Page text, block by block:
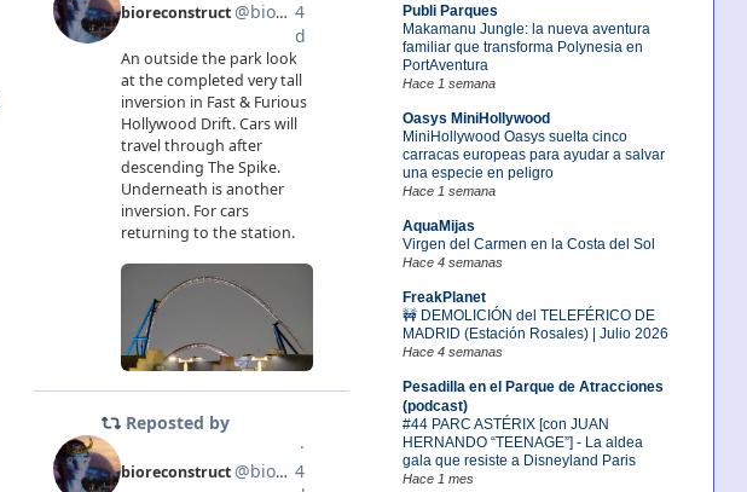
Publi Parques
Makamanu Jungle: la nueva aventura
familiar que transforma Polynesia en
PortAventura
Hace 1 semana
Oasys MiniHollywood
MiniHollywood Oasys suelta cinco
carracas europeas para ayudar a salvar
una especie en peligro
Hace 1 semana
AquaMijas
Virgen del Carmen en la Costa del Sol
Hace 4 semanas
FreakPlanet
🚧 DEMOLICIÓN del TELEFÉRICO DE
MADRID (Estación Rosales) | Julio 2026
Hace 4 semanas
Pesadilla en el Parque de Atracciones
(podcast)
#44 PARC ASTÉRIX [con JUAN
HERNANDO “TEENAGE”] - La aldea
gala que resiste a Disneyland Paris
Hace 1 mes